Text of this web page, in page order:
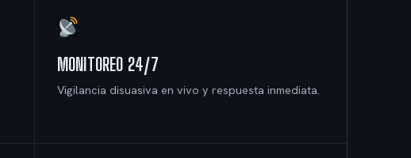
MONITOREO 24/7
Vigilancia disuasiva en vivo y respuesta inmediata.